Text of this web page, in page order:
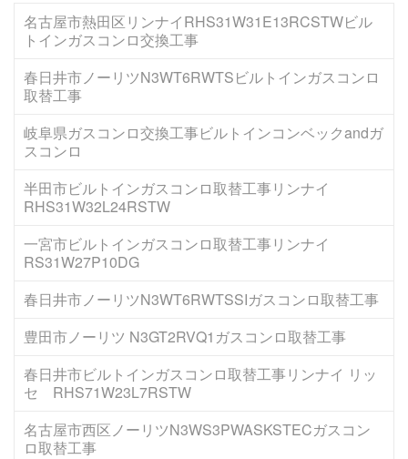
名古屋市熱田区リンナイRHS31W31E13RCSTWビル
トインガスコンロ交換工事
春日井市ノーリツN3WT6RWTSビルトインガスコンロ
取替工事
岐阜県ガスコンロ交換工事ビルトインコンベックandガ
スコンロ
半田市ビルトインガスコンロ取替工事リンナイ
RHS31W32L24RSTW
一宮市ビルトインガスコンロ取替工事リンナイ
RS31W27P10DG
春日井市ノーリツN3WT6RWTSSIガスコンロ取替工事
豊田市ノーリツ N3GT2RVQ1ガスコンロ取替工事
春日井市ビルトインガスコンロ取替工事リンナイ リッ
セ RHS71W23L7RSTW
名古屋市西区ノーリツN3WS3PWASKSTECガスコン
ロ取替工事